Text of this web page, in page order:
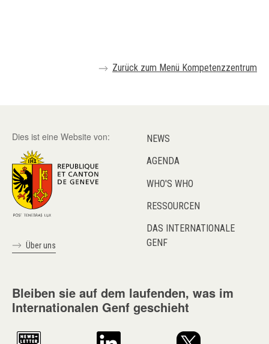
Zurück zum Menü Kompetenzzentrum
Dies ist eine Website von:
Über uns
NEWS
AGENDA
WHO'S WHO
RESSOURCEN
DAS INTERNATIONALE
GENF
Bleiben sie auf dem laufenden, was im
Internationalen Genf geschieht